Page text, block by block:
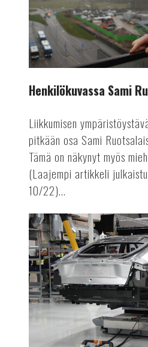
Henkilökuvassa Sami
Liikkumisen
pitkään osa Sami
Tämä on näkynyt myös
(Laajempi artikkeli
10/22)...
Valmet
Automotive
aloitti
Lightyear
0:n
tuotannon